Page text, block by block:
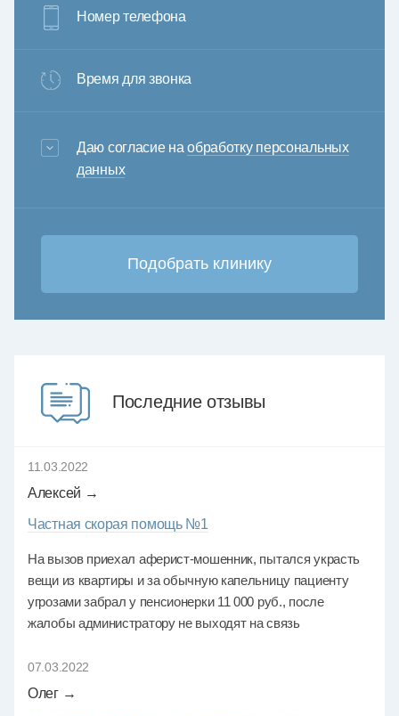
Номер телефона
Время для звонка
3+6=
Даю согласие наобработку персональных
данных
Последние отзывы
11.03.2022
Алексей →
Частная скорая помощь №1
На вызов приехал аферист-мошенник, пытался украсть
вещи из квартиры и за обычную капельницу пациенту
угрозами забрал у пенсионерки 11 000 руб., после
жалобы администратору не выходят на связь
07.03.2022
Олег →